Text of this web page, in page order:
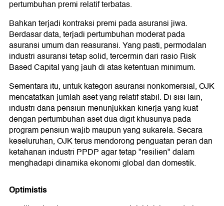
pertumbuhan premi relatif terbatas.
Bahkan terjadi kontraksi premi pada asuransi jiwa.
Berdasar data, terjadi pertumbuhan moderat pada
asuransi umum dan reasuransi. Yang pasti, permodalan
industri asuransi tetap solid, tercermin dari rasio Risk
Based Capital yang jauh di atas ketentuan minimum.
Sementara itu, untuk kategori asuransi nonkomersial, OJK
mencatatkan jumlah aset yang relatif stabil. Di sisi lain,
industri dana pensiun menunjukkan kinerja yang kuat
dengan pertumbuhan aset dua digit khusunya pada
program pensiun wajib maupun yang sukarela. Secara
keseluruhan, OJK terus mendorong penguatan peran dan
ketahanan industri PPDP agar tetap "resilien" dalam
menghadapi dinamika ekonomi global dan domestik.
Optimistis